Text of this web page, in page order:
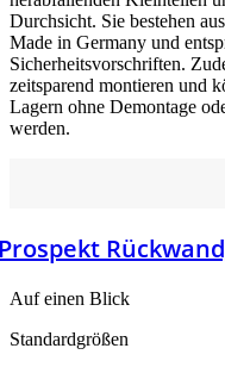
Durchsicht. Sie bestehen
Made in Germany und
Sicherheitsvorschriften.
zeitsparend montieren und
Lagern ohne Demontage
werden.
Auf einen Blick
Standardgrößen​